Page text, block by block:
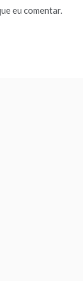
eu comentar.